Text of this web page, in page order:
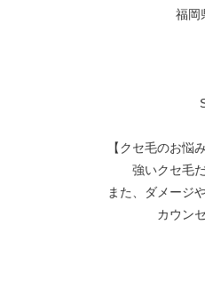
福岡
【クセ毛のお悩
強いクセ毛
また、ダメージ
カウン